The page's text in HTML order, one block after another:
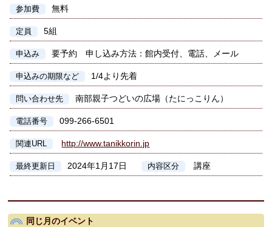
参加費 無料
定員 5組
申込み 要予約 申し込み方法：館内受付、電話、メール
申込みの期限など 1/4より先着
問い合わせ先 南部親子つどいの広場（たにっこりん）
電話番号 099-266-6501
関連URL http://www.tanikkorin.jp
最終更新日 2024年1月17日 内容区分 講座
同じ月のイベント